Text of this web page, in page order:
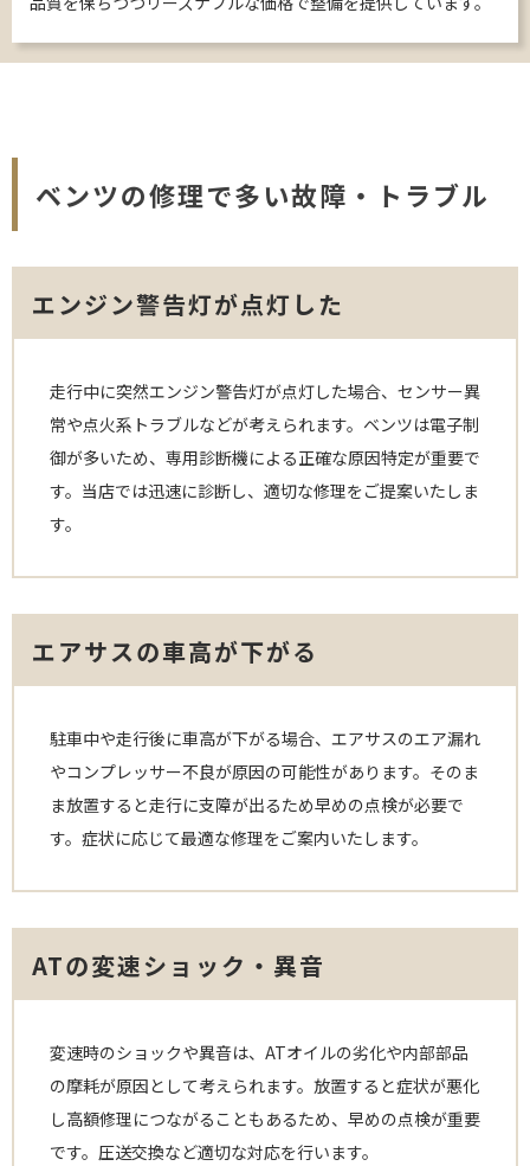
ベンツの修理で多い故障・トラブル
エンジン警告灯が点灯した
走行中に突然エンジン警告灯が点灯した場合、センサー異
常や点火系トラブルなどが考えられます。ベンツは電子制
御が多いため、専用診断機による正確な原因特定が重要で
す。当店では迅速に診断し、適切な修理をご提案いたしま
す。
エアサスの車高が下がる
駐車中や走行後に車高が下がる場合、エアサスのエア漏れ
やコンプレッサー不良が原因の可能性があります。そのま
ま放置すると走行に支障が出るため早めの点検が必要で
す。症状に応じて最適な修理をご案内いたします。
ATの変速ショック・異音
変速時のショックや異音は、ATオイルの劣化や内部部品
の摩耗が原因として考えられます。放置すると症状が悪化
し高額修理につながることもあるため、早めの点検が重要
です。圧送交換など適切な対応を行います。